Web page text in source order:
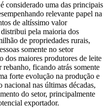
considerado uma das principais
relevante papel na
de altíssimo valor
pela maioria dos
de propriedades rurais,
somente no setor
dos maiores produtores de leite
ficando atrás somente
forte evolução na produção e
nas últimas décadas,
do setor, principalmente
exportador.